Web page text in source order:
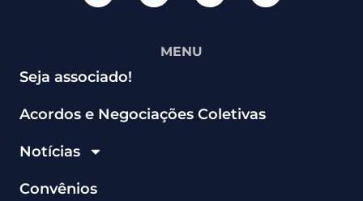
MENU
Seja associado!
Acordos e Negociações Coletivas
Notícias
Convênios